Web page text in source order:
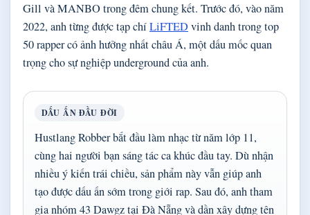
Gill và MANBO trong đêm chung kết. Trước đó, vào năm
2022, anh từng được tạp chíLiFTEDvinh danh trong top
50 rapper có ảnh hưởng nhất châu Á, một dấu mốc quan
trọng cho sự nghiệp underground của anh.
DẤU ẤN ĐẦU ĐỜI
Hustlang Robber bắt đầu làm nhạc từ năm lớp 11,
cùng hai người bạn sáng tác ca khúc đầu tay. Dù nhận
nhiều ý kiến trái chiều, sản phẩm này vẫn giúp anh
tạo được dấu ấn sớm trong giới rap. Sau đó, anh tham
gia nhóm 43 Dawgz tại Đà Nẵng và dần xây dựng tên